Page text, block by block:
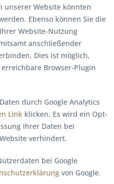
unserer Website könnten
Ebenso können Sie die
Website-Nutzung
anschließender
Dies ist möglich,
erreichbare Browser-Plugin
durch Google Analytics
Link klicken. Es wird ein Opt-
Ihrer Daten bei
verhindert.
bei Google
von Google.